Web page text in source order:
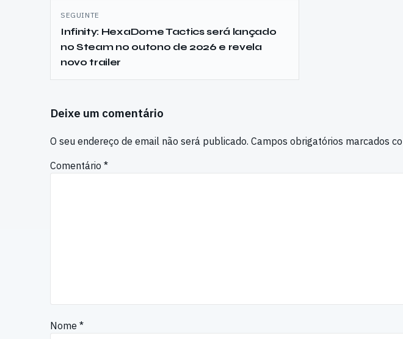
SEGUINTE
Infinity: HexaDome Tactics será lançado
no Steam no outono de 2026 e revela
novo trailer
Deixe um comentário
O seu endereço de email não será publicado. Campos obrigatórios marcados
Comentário *
Nome *